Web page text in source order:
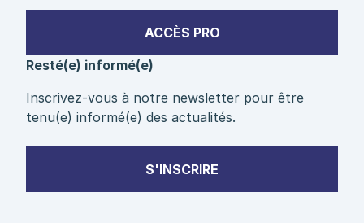
ACCÈS PRO
Resté(e) informé(e)
Inscrivez-vous à notre newsletter pour être
tenu(e) informé(e) des actualités.
S'INSCRIRE